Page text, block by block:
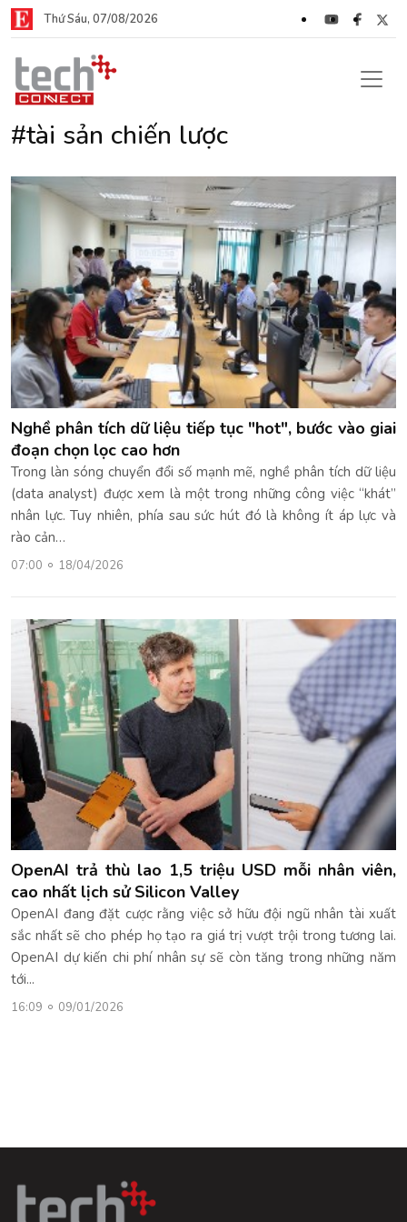
Thứ Sáu, 07/08/2026
#tài sản chiến lược
Nghề phân tích dữ liệu tiếp tục "hot", bước vào giai
đoạn chọn lọc cao hơn
Trong làn sóng chuyển đổi số mạnh mẽ, nghề phân tích dữ liệu
(data analyst) được xem là một trong những công việc “khát”
nhân lực. Tuy nhiên, phía sau sức hút đó là không ít áp lực và
rào cản…
07:00 18/04/2026
OpenAI trả thù lao 1,5 triệu USD mỗi nhân viên,
cao nhất lịch sử Silicon Valley
OpenAI đang đặt cược rằng việc sở hữu đội ngũ nhân tài xuất
sắc nhất sẽ cho phép họ tạo ra giá trị vượt trội trong tương lai.
OpenAI dự kiến chi phí nhân sự sẽ còn tăng trong những năm
tới...
16:09 09/01/2026